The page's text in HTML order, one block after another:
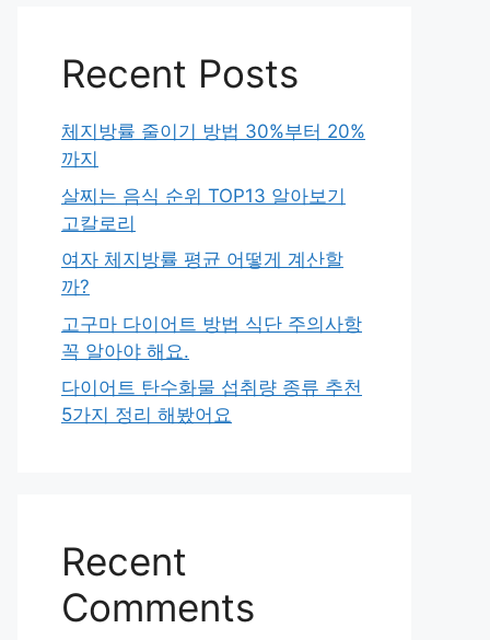
Recent Posts
체지방률 줄이기 방법 30%부터 20%
까지
살찌는 음식 순위 TOP13 알아보기
고칼로리
여자 체지방률 평균 어떻게 계산할
까?
고구마 다이어트 방법 식단 주의사항
꼭 알아야 해요.
다이어트 탄수화물 섭취량 종류 추천
5가지 정리 해봤어요
Recent
Comments